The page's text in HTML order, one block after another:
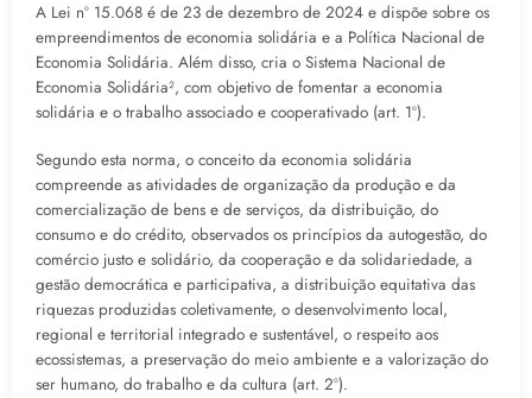
A Lei nº 15.068 é de 23 de dezembro de 2024 e dispõe sobre os
empreendimentos de economia solidária e a Política Nacional de
Economia Solidária. Além disso, cria o Sistema Nacional de
Economia Solidária², com objetivo de fomentar a economia
solidária e o trabalho associado e cooperativado (art. 1º).
Segundo esta norma, o conceito da economia solidária
compreende as atividades de organização da produção e da
comercialização de bens e de serviços, da distribuição, do
consumo e do crédito, observados os princípios da autogestão, do
comércio justo e solidário, da cooperação e da solidariedade, a
gestão democrática e participativa, a distribuição equitativa das
riquezas produzidas coletivamente, o desenvolvimento local,
regional e territorial integrado e sustentável, o respeito aos
ecossistemas, a preservação do meio ambiente e a valorização do
ser humano, do trabalho e da cultura (art. 2º).